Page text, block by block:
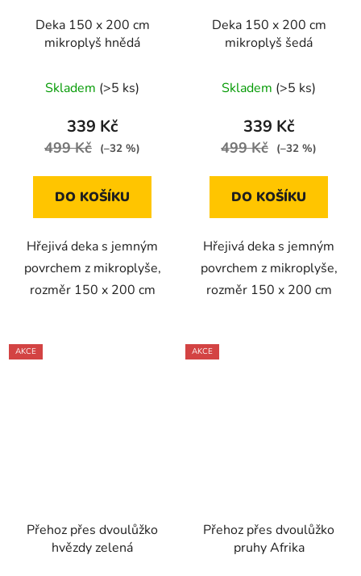
Deka 150 x 200 cm
mikroplyš hnědá
Skladem (>5 ks)
339 Kč
499 Kč (–32 %)
DO KOŠÍKU
Hřejivá deka s jemným
povrchem z mikroplyše,
rozměr 150 x 200 cm
Deka 150 x 200 cm
mikroplyš šedá
Skladem (>5 ks)
339 Kč
499 Kč (–32 %)
DO KOŠÍKU
Hřejivá deka s jemným
povrchem z mikroplyše,
rozměr 150 x 200 cm
AKCE
Přehoz přes dvoulůžko
hvězdy zelená
AKCE
Přehoz přes dvoulůžko
pruhy Afrika